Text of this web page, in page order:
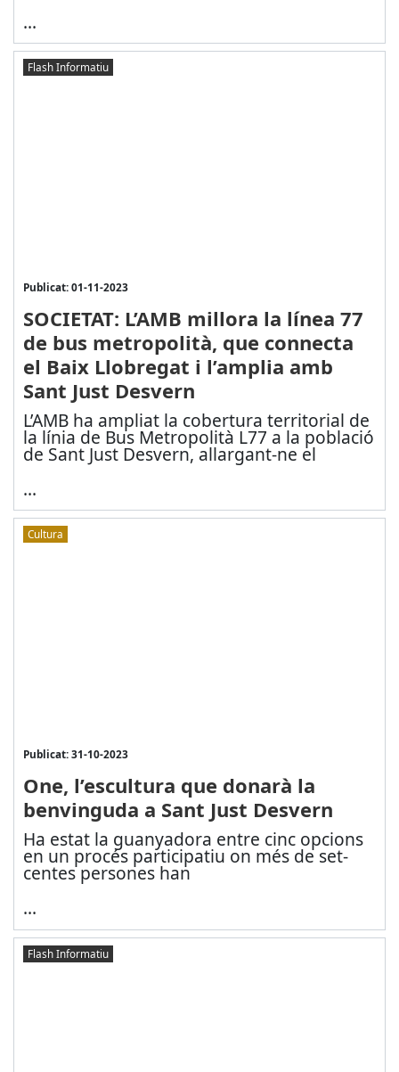
...
Flash Informatiu
Publicat: 01-11-2023
SOCIETAT: L’AMB millora la línea 77
de bus metropolità, que connecta
el Baix Llobregat i l’amplia amb
Sant Just Desvern
L’AMB ha ampliat la cobertura territorial de
la línia de Bus Metropolità L77 a la població
de Sant Just Desvern, allargant-ne el
...
Cultura
Publicat: 31-10-2023
One, l’escultura que donarà la
benvinguda a Sant Just Desvern
Ha estat la guanyadora entre cinc opcions
en un procés participatiu on més de set-
centes persones han
...
Flash Informatiu